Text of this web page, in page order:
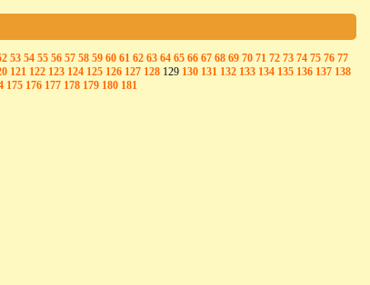
53 54 55 56 57 58 59 60 61 62 63 64 65 66 67 68 69 70 71 72 73 74 75 76 77
121 122 123 124 125 126 127 128 129 130 131 132 133 134 135 136 137 138
175 176 177 178 179 180 181